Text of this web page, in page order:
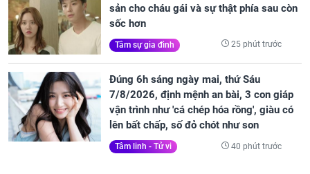
sản cho cháu gái và sự thật phía sau còn
sốc hơn
Tâm sự gia đình 25 phút trước
Đúng 6h sáng ngày mai, thứ Sáu
7/8/2026, định mệnh an bài, 3 con giáp
vận trình như 'cá chép hóa rồng', giàu có
lên bất chấp, số đỏ chót như son
Tâm linh - Tử vi 40 phút trước